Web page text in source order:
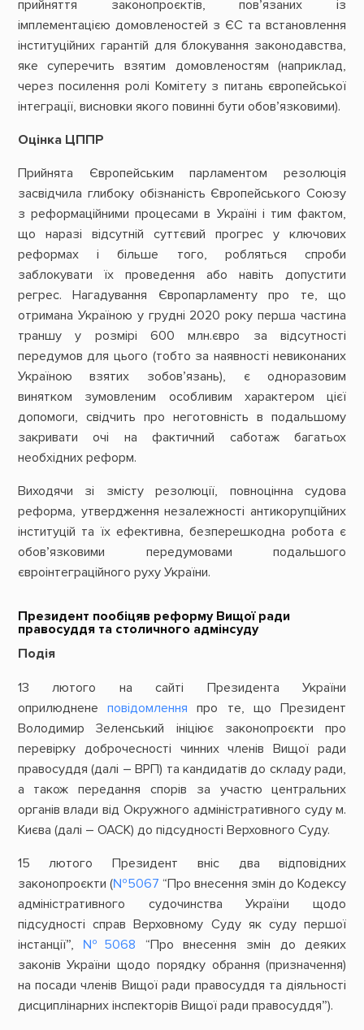
прийняття законопроєктів, пов’язаних із
імплементацією домовленостей з ЄС та встановлення
інституційних гарантій для блокування законодавства,
яке суперечить взятим домовленостям (наприклад,
через посилення ролі Комітету з питань європейської
інтеграції, висновки якого повинні бути обов’язковими).
Оцінка ЦППР
Прийнята Європейським парламентом резолюція
засвідчила глибоку обізнаність Європейського Союзу
з реформаційними процесами в Україні і тим фактом,
що наразі відсутній суттєвий прогрес у ключових
реформах і більше того, робляться спроби
заблокувати їх проведення або навіть допустити
регрес. Нагадування Європарламенту про те, що
отримана Україною у грудні 2020 року перша частина
траншу у розмірі 600 млн.євро за відсутності
передумов для цього (тобто за наявності невиконаних
Україною взятих зобов’язань), є одноразовим
винятком зумовленим особливим характером цієї
допомоги, свідчить про неготовність в подальшому
закривати очі на фактичний саботаж багатьох
необхідних реформ.
Виходячи зі змісту резолюції, повноцінна судова
реформа, утвердження незалежності антикорупційних
інституцій та їх ефективна, безперешкодна робота є
обов’язковими передумовами подальшого
євроінтеграційного руху України.
Президент пообіцяв реформу Вищої ради
правосуддя та столичного адмінсуду
Подія
13 лютого на сайті Президента України
оприлюднене повідомлення про те, що Президент
Володимир Зеленський ініціює законопроєкти про
перевірку доброчесності чинних членів Вищої ради
правосуддя (далі – ВРП) та кандидатів до складу ради,
а також передання спорів за участю центральних
органів влади від Окружного адміністративного суду м.
Києва (далі – ОАСК) до підсудності Верховного Суду.
15 лютого Президент вніс два відповідних
законопроєкти (№5067 “Про внесення змін до Кодексу
адміністративного судочинства України щодо
підсудності справ Верховному Суду як суду першої
інстанції”, №5068 “Про внесення змін до деяких
законів України щодо порядку обрання (призначення)
на посади членів Вищої ради правосуддя та діяльності
дисциплінарних інспекторів Вищої ради правосуддя”).